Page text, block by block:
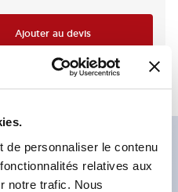
de personnaliser le contenu
relatives aux
notre trafic. Nous
Ajouter au devis